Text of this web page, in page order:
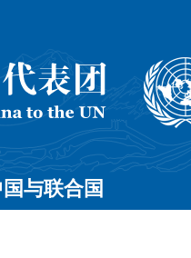
与联合国